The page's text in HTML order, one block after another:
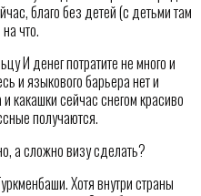
благо без детей (с детьми там
что.
И денег потратите не много и
и языкового барьера нет и
какашки сейчас снегом красиво
получаются.
а сложно визу сделать?
Хотя внутри страны